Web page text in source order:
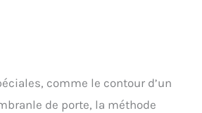
comme le contour d’un
de porte, la méthode